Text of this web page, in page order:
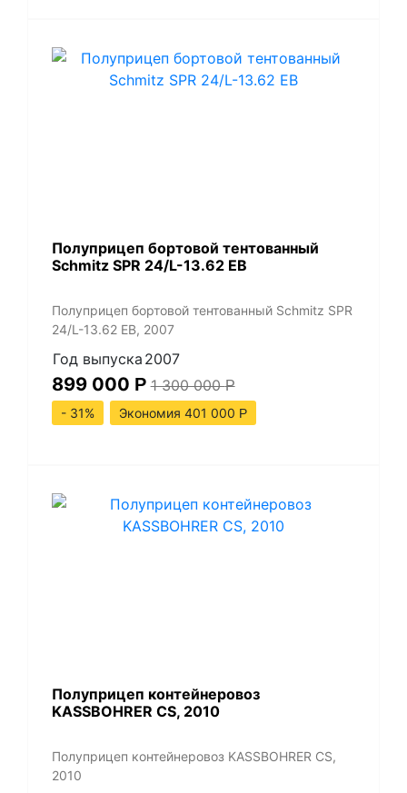
Полуприцеп бортовой тентованный
Schmitz SPR 24/L-13.62 EB
Полуприцеп бортовой тентованный Schmitz SPR
24/L-13.62 EB, 2007
Год выпуска 2007
899 000 Р 1 300 000Р
- 31%
Экономия 401 000 Р
Полуприцеп контейнеровоз
KASSBOHRER CS, 2010
Полуприцеп контейнеровоз KASSBOHRER CS,
2010